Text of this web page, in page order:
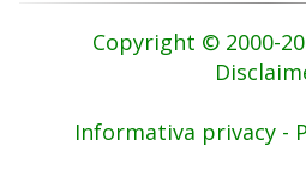
Copyright © 2000-
Informativa privacy -